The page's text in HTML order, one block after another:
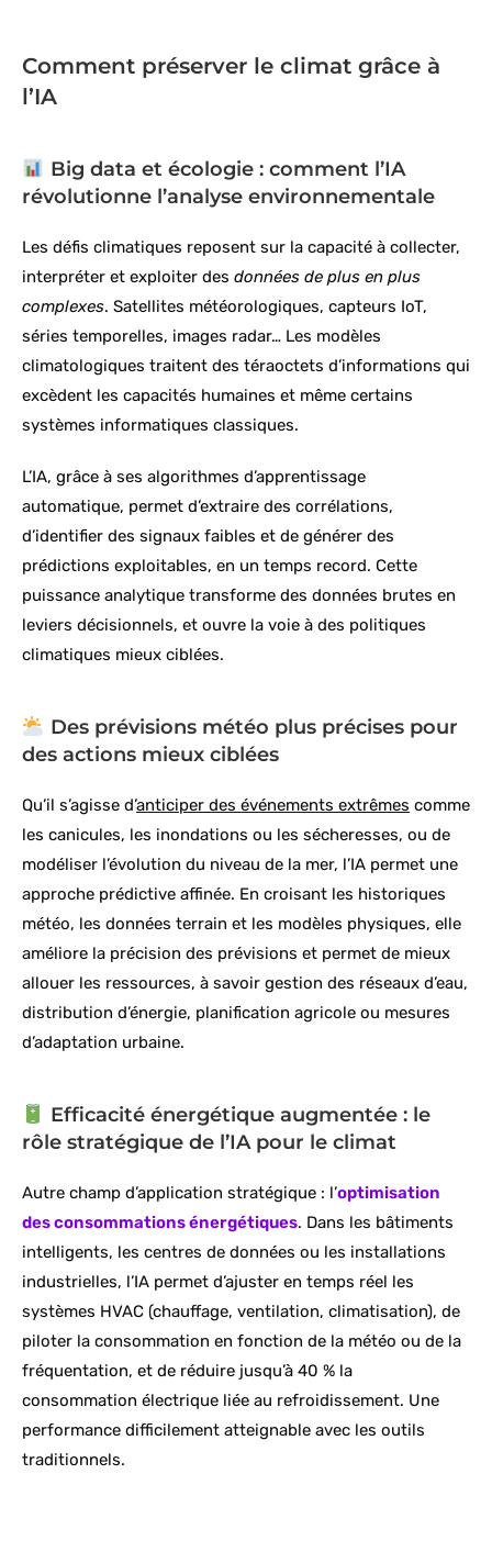
Comment préserver le climat grâce à
l’IA
Big data et écologie : comment l’IA
révolutionne l’analyse environnementale
Les défis climatiques reposent sur la capacité à collecter,
interpréter et exploiter des données de plus en plus
complexes. Satellites météorologiques, capteurs IoT,
séries temporelles, images radar… Les modèles
climatologiques traitent des téraoctets d’informations qui
excèdent les capacités humaines et même certains
systèmes informatiques classiques.
L’IA, grâce à ses algorithmes d’apprentissage
automatique, permet d’extraire des corrélations,
d’identifier des signaux faibles et de générer des
prédictions exploitables, en un temps record. Cette
puissance analytique transforme des données brutes en
leviers décisionnels, et ouvre la voie à des politiques
climatiques mieux ciblées.
Des prévisions météo plus précises pour
des actions mieux ciblées
Qu’il s’agisse d’anticiper des événements extrêmes comme
les canicules, les inondations ou les sécheresses, ou de
modéliser l’évolution du niveau de la mer, l’IA permet une
approche prédictive affinée. En croisant les historiques
météo, les données terrain et les modèles physiques, elle
améliore la précision des prévisions et permet de mieux
allouer les ressources, à savoir gestion des réseaux d’eau,
distribution d’énergie, planification agricole ou mesures
d’adaptation urbaine.
Efficacité énergétique augmentée : le
rôle stratégique de l’IA pour le climat
Autre champ d’application stratégique : l’optimisation
des consommations énergétiques. Dans les bâtiments
intelligents, les centres de données ou les installations
industrielles, l’IA permet d’ajuster en temps réel les
systèmes HVAC (chauffage, ventilation, climatisation), de
piloter la consommation en fonction de la météo ou de la
fréquentation, et de réduire jusqu’à 40 % la
consommation électrique liée au refroidissement. Une
performance difficilement atteignable avec les outils
traditionnels.